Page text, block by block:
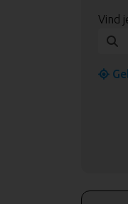
Vind